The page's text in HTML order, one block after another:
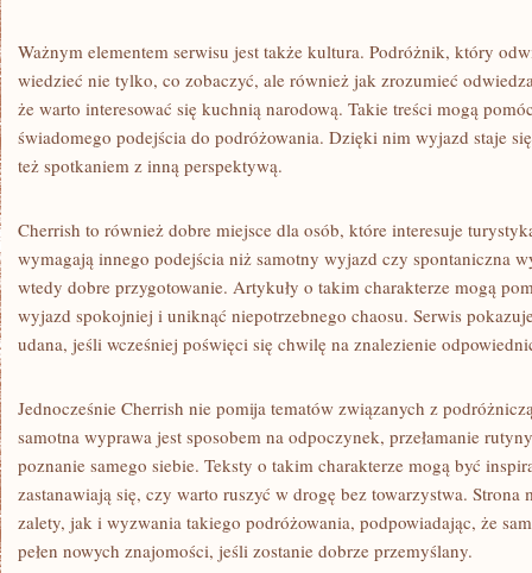
Ważnym elementem serwisu jest także kultura. Podróżnik, który
wiedzieć nie tylko, co zobaczyć, ale również jak zrozumieć
że warto interesować się kuchnią narodową. Takie treści mogą
świadomego podejścia do podróżowania. Dzięki nim wyjazd staje
też spotkaniem z inną perspektywą.
Cherrish to również dobre miejsce dla osób, które interesuje
wymagają innego podejścia niż samotny wyjazd czy spontaniczna
wtedy dobre przygotowanie. Artykuły o takim charakterze mogą
wyjazd spokojniej i uniknąć niepotrzebnego chaosu. Serwis
udana, jeśli wcześniej poświęci się chwilę na znalezienie
Jednocześnie Cherrish nie pomija tematów związanych z
samotna wyprawa jest sposobem na odpoczynek, przełamanie
poznanie samego siebie. Teksty o takim charakterze mogą być
zastanawiają się, czy warto ruszyć w drogę bez towarzystwa. Strona
zalety, jak i wyzwania takiego podróżowania, podpowiadając, że
pełen nowych znajomości, jeśli zostanie dobrze przemyślany.